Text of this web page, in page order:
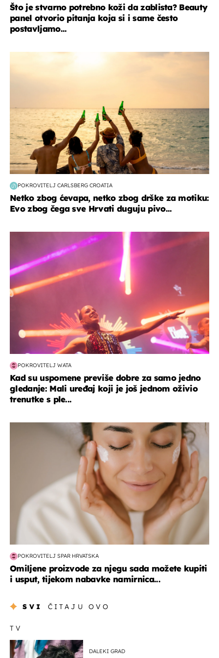
Što je stvarno potrebno koži da zablista? Beauty
panel otvorio pitanja koja si i same često
postavljamo...
POKROVITELJ CARLSBERG CROATIA
Netko zbog ćevapa, netko zbog drške za motiku:
Evo zbog čega sve Hrvati duguju pivo...
POKROVITELJ WATA
Kad su uspomene previše dobre za samo jedno
gledanje: Mali uređaj koji je još jednom oživio
trenutke s ple...
moda & ljepota
POKROVITELJ SPAR HRVATSKA
Omiljene proizvode za njegu sada možete kupiti
i usput, tijekom nabavke namirnica...
SVI ČITAJU OVO
TV
DALEKI GRAD